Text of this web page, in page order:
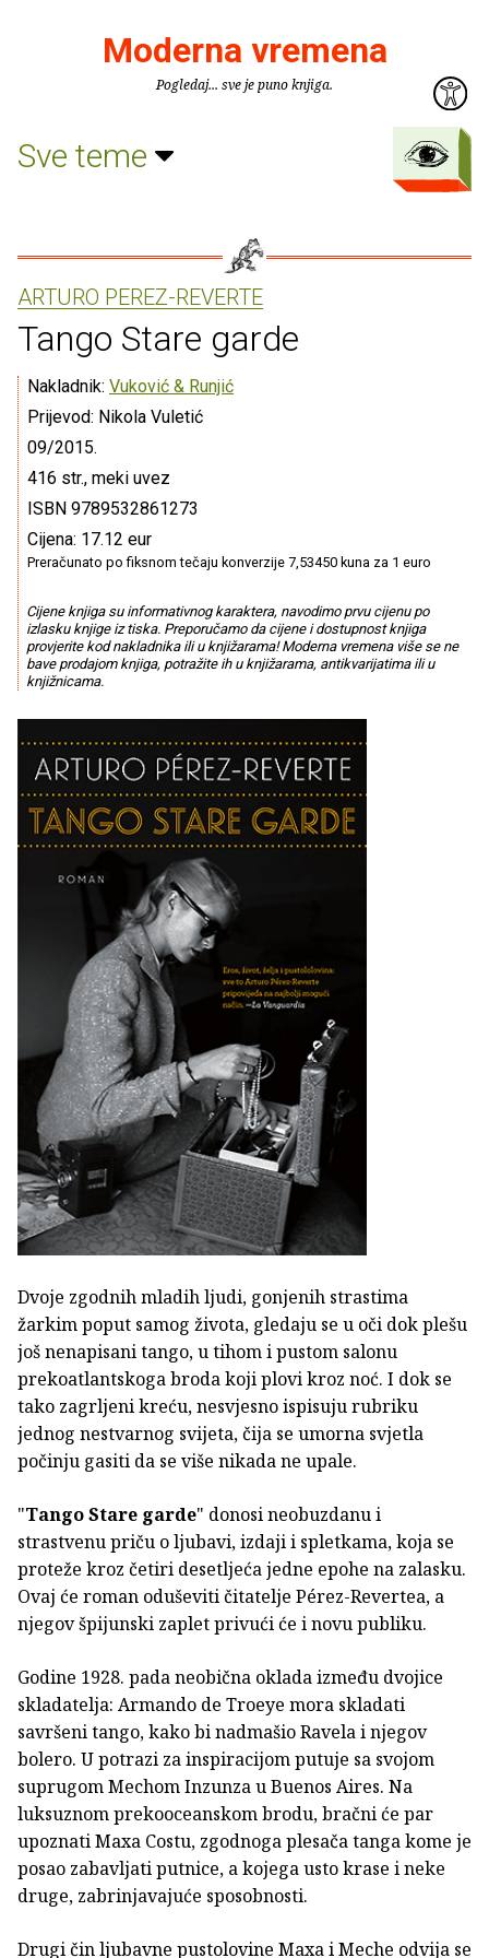
Moderna vremena
Pogledaj... sve je puno knjiga.
Sve teme
ARTURO PEREZ-REVERTE
Tango Stare garde
Nakladnik: Vuković & Runjić
Prijevod: Nikola Vuletić
09/2015.
416 str., meki uvez
ISBN 9789532861273
Cijena: 17.12 eur
Preračunato po fiksnom tečaju konverzije 7,53450 kuna za 1 euro
Cijene knjiga su informativnog karaktera, navodimo prvu cijenu po
izlasku knjige iz tiska. Preporučamo da cijene i dostupnost knjiga
provjerite kod nakladnika ili u knjižarama! Moderna vremena više se ne
bave prodajom knjiga, potražite ih u knjižarama, antikvarijatima ili u
knjižnicama.
Dvoje zgodnih mladih ljudi, gonjenih strastima
žarkim poput samog života, gledaju se u oči dok plešu
još nenapisani tango, u tihom i pustom salonu
prekoatlantskoga broda koji plovi kroz noć. I dok se
tako zagrljeni kreću, nesvjesno ispisuju rubriku
jednog nestvarnog svijeta, čija se umorna svjetla
počinju gasiti da se više nikada ne upale.
"Tango Stare garde" donosi neobuzdanu i
strastvenu priču o ljubavi, izdaji i spletkama, koja se
proteže kroz četiri desetljeća jedne epohe na zalasku.
Ovaj će roman oduševiti čitatelje Pérez-Revertea, a
njegov špijunski zaplet privući će i novu publiku.
Godine 1928. pada neobična oklada između dvojice
skladatelja: Armando de Troeye mora skladati
savršeni tango, kako bi nadmašio Ravela i njegov
bolero. U potrazi za inspiracijom putuje sa svojom
suprugom Mechom Inzunza u Buenos Aires. Na
luksuznom prekooceanskom brodu, bračni će par
upoznati Maxa Costu, zgodnoga plesača tanga kome je
posao zabavljati putnice, a kojega usto krase i neke
druge, zabrinjavajuće sposobnosti.
Drugi čin ljubavne pustolovine Maxa i Meche odvija se